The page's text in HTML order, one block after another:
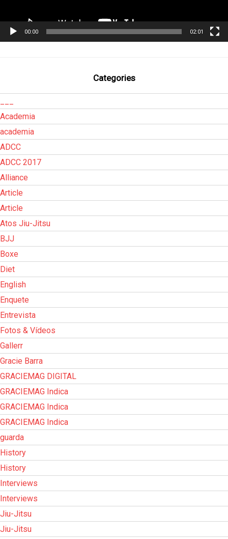
00:00 02:01
Categories
Academia
academia
ADCC
ADCC 2017
Alliance
Article
Article
Atos Jiu-Jitsu
BJJ
Boxe
Diet
English
Enquete
Entrevista
Fotos & Vídeos
Gallerr
Gracie Barra
GRACIEMAG DIGITAL
GRACIEMAG Indica
GRACIEMAG Indica
GRACIEMAG Indica
guarda
History
History
Interviews
Interviews
Jiu-Jitsu
Jiu-Jitsu